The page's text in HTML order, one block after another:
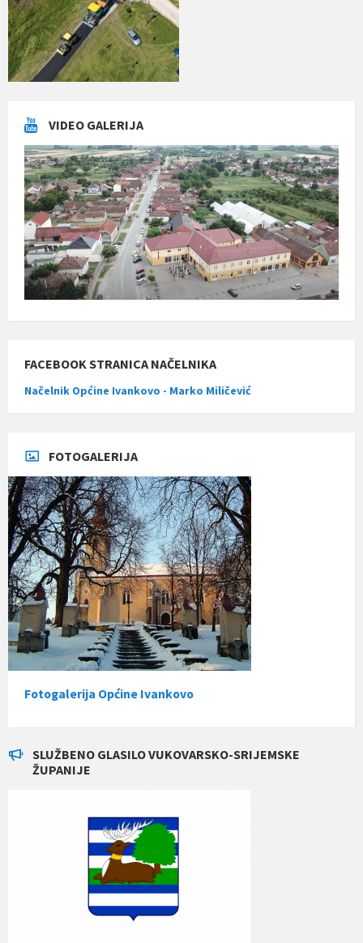
VIDEO GALERIJA
FACEBOOK STRANICA NAČELNIKA
Načelnik Općine Ivankovo - Marko Miličević
FOTOGALERIJA
Fotogalerija Općine Ivankovo
SLUŽBENO GLASILO VUKOVARSKO-SRIJEMSKE
ŽUPANIJE